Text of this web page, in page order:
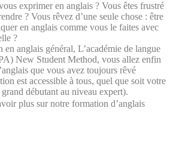
exprimer en anglais ? Vous êtes frustré
? Vous rêvez d’une seule chose : être
en anglais comme vous le faites avec
?
anglais général, L’académie de langue
New Student Method, vous allez enfin
que vous avez toujours rêvé
est accessible à tous, quel que soit votre
débutant au niveau expert).
plus sur notre formation d’anglais